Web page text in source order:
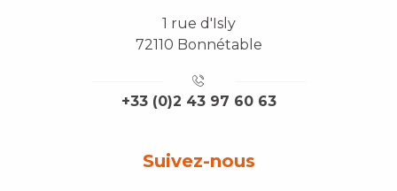
1 rue d'Isly
72110 Bonnétable
+33 (0)2 43 97 60 63
Suivez-nous